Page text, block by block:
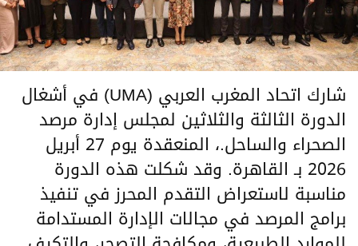
شارك اتحاد المغرب العربي (UMA) في أشغال
الدورة الثالثة والثلاثين لمجلس إدارة مرصد
الصحراء والساحل.، المنعقدة يوم 27 أبريل
2026 بـ القاهرة. وقد شكلت هذه الدورة
مناسبة لاستعراض التقدم المحرز في تنفيذ
برامج المرصد في مجالات الإدارة المستدامة